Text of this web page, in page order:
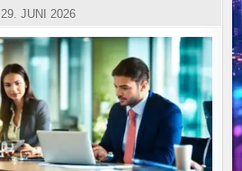
29. JUNI 2026